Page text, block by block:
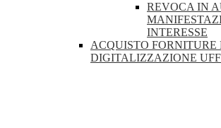
REVOCA IN
INTERESSE
ACQUISTO FORNITURE
DIGITALIZZAZIONE